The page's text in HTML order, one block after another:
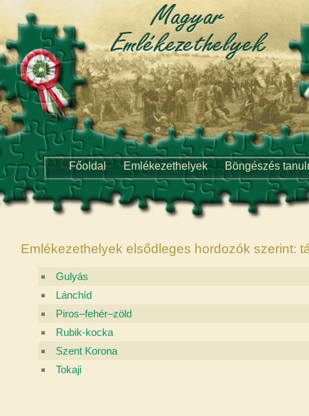
Főoldal Emlékezethelyek Böngészés
Emlékezethelyek elsődleges hordozók szerint:
Gulyás
Lánchíd
Piros–fehér–zöld
Rubik-kocka
Szent Korona
Tokaji